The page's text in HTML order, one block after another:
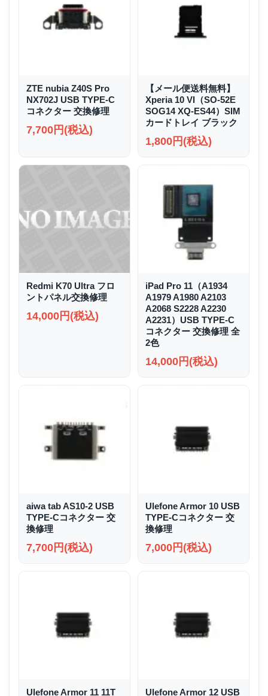
ZTE nubia Z40S Pro
NX702J USB TYPE-C
コネクター 交換修理
7,700円(税込)
【メール便送料無料】
Xperia 10 VI（SO-52E
SOG14 XQ-ES44）SIM
カードトレイ ブラック
1,800円(税込)
Redmi K70 Ultra フロ
ントパネル交換修理
14,000円(税込)
iPad Pro 11（A1934
A1979 A1980 A2103
A2068 S2228 A2230
A2231）USB TYPE-C
コネクター 交換修理 全
2色
14,000円(税込)
aiwa tab AS10-2 USB
TYPE-Cコネクター 交
換修理
7,700円(税込)
Ulefone Armor 10 USB
TYPE-Cコネクター 交
換修理
7,000円(税込)
Ulefone Armor 11 11T Ulefone Armor 12 USB